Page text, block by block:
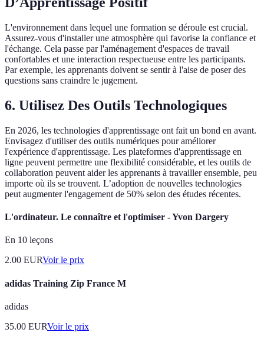
L'environnement dans lequel une formation se déroule est crucial.
Assurez-vous d'installer une atmosphère qui favorise la confiance et
l'échange. Cela passe par l'aménagement d'espaces de travail
confortables et une interaction respectueuse entre les participants.
Par exemple, les apprenants doivent se sentir à l'aise de poser des
questions sans craindre le jugement.
6. Utilisez Des Outils Technologiques
En 2026, les technologies d'apprentissage ont fait un bond en avant.
Envisagez d'utiliser des outils numériques pour améliorer
l'expérience d'apprentissage. Les plateformes d'apprentissage en
ligne peuvent permettre une flexibilité considérable, et les outils de
collaboration peuvent aider les apprenants à travailler ensemble, peu
importe où ils se trouvent. L’adoption de nouvelles technologies
peut augmenter l'engagement de 50% selon des études récentes.
L'ordinateur. Le connaître et l'optimiser - Yvon Dargery
En 10 leçons
2.00 EURVoir le prix
adidas Training Zip France M
adidas
35.00 EURVoir le prix